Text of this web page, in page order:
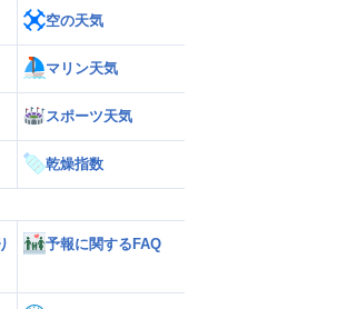
空の天気
マリン天気
スポーツ天気
乾燥指数
予報に関するFAQ